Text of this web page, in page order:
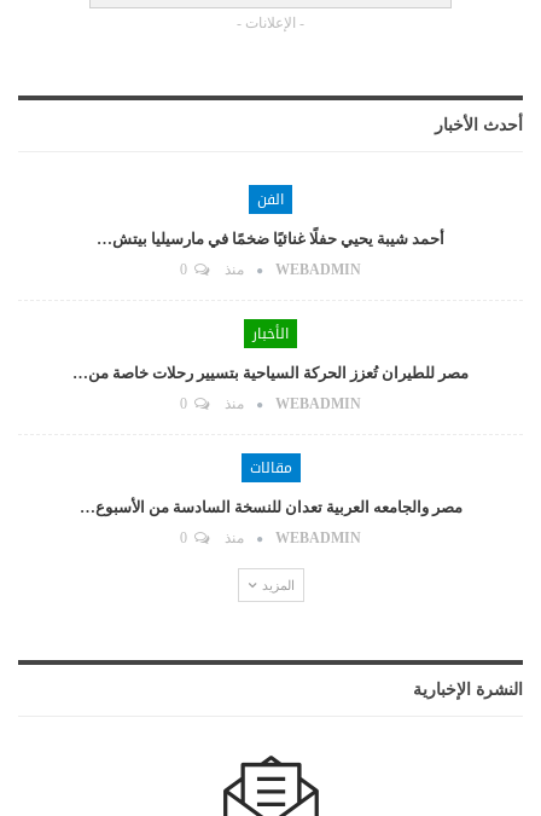
- الإعلانات -
أحدث الأخبار
الفن
أحمد شيبة يحيي حفلًا غنائيًا ضخمًا في مارسيليا بيتش…
WEBADMIN منذ
الأخبار
مصر للطيران تُعزز الحركة السياحية بتسيير رحلات خاصة من…
WEBADMIN منذ
مقالات
مصر والجامعه العربية تعدان للنسخة السادسة من الأسبوع…
WEBADMIN منذ
المزيد
النشرة الإخبارية